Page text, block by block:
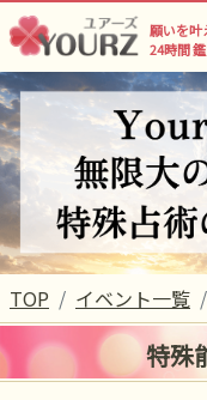
願いを叶
24時間
TOP イベント一覧
特殊